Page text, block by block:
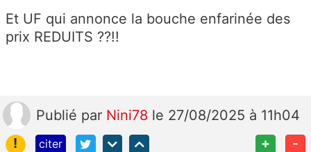
Et UF qui annonce la bouche enfarinée des
prix REDUITS ??!!
Publié par Nini78 le 27/08/2025 à 11h04
!
citer + -